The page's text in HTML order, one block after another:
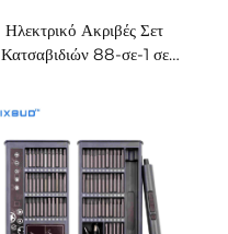
Ηλεκτρικό Ακριβές Σετ
Κατσαβιδιών 88-σε-1 σε